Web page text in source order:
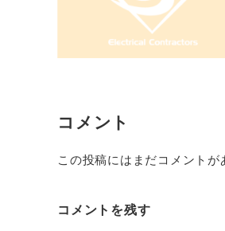
コメント
この投稿にはまだコメントが
コメントを残す